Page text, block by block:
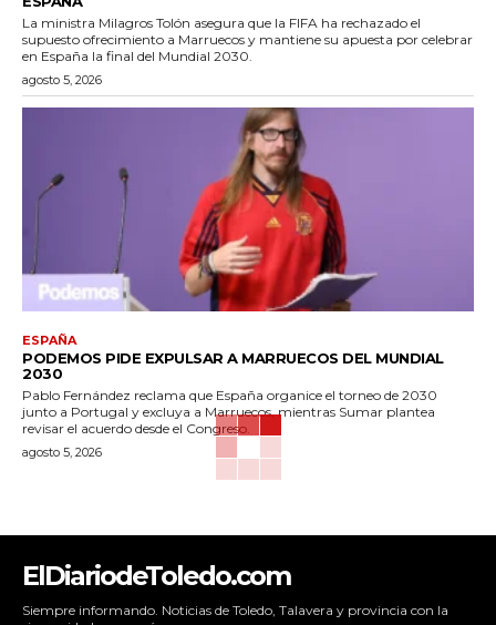
La ministra Milagros Tolón asegura que la FIFA ha rechazado el
supuesto ofrecimiento a Marruecos y mantiene su apuesta por celebrar
en España la final del Mundial 2030.
agosto 5, 2026
ESPAÑA
PODEMOS PIDE EXPULSAR A MARRUECOS DEL MUNDIAL
2030
Pablo Fernández reclama que España organice el torneo de 2030
junto a Portugal y excluya a Marruecos, mientras Sumar plantea
revisar el acuerdo desde el Congreso.
agosto 5, 2026
ElDiariodeToledo.com
Siempre informando. Noticias de Toledo, Talavera y provincia con la